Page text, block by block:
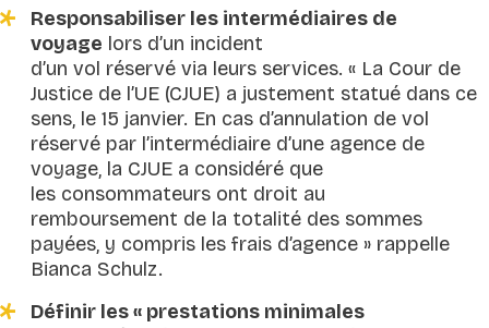
Responsabiliser les intermédiaires de
voyage lors d’un incident
d’un vol réservé via leurs services. « La Cour de
Justice de l’UE (CJUE) a justement statué dans ce
sens, le 15 janvier. En cas d’annulation de vol
réservé par l’intermédiaire d’une agence de
voyage, la CJUE a considéré que
les consommateurs ont droit au
remboursement de la totalité des sommes
payées, y compris les frais d’agence » rappelle
Bianca Schulz.
Définir les « prestations minimales